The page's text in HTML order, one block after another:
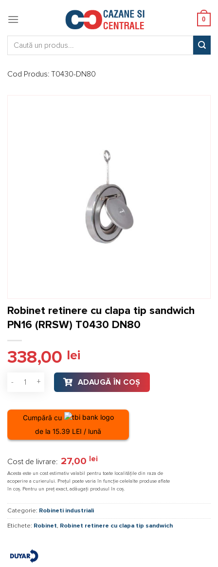
0
Cod Produs: T0430-DN80
Robinet retinere cu clapa tip sandwich
PN16 (RRSW) T0430 DN80
338,00 lei
Cantitate Robinet retinere cu clapa tip sandwich PN16
ADAUGĂ ÎN COȘ
Cumpără cu
de la 15.39 LEI / lună
Cost de livrare: 27,00 lei
Acesta este un cost estimativ valabil pentru toate localitățile din raza de
acoperire a curierului. Prețul poate varia în funcție celelalte produse aflate
în coș. Pentru un preț exact, adăugați produsul în coș.
Categorie: Robineti industriali
Etichete: Robinet, Robinet retinere cu clapa tip sandwich